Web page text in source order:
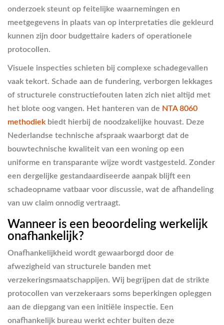
onderzoek steunt op feitelijke waarnemingen en
meetgegevens in plaats van op interpretaties die gekleurd
kunnen zijn door budgettaire kaders of operationele
protocollen.
Visuele inspecties schieten bij complexe schadegevallen
vaak tekort. Schade aan de fundering, verborgen lekkages
of structurele constructiefouten laten zich niet altijd met
het blote oog vangen. Het hanteren van de NTA 8060
methodiek biedt hierbij de noodzakelijke houvast. Deze
Nederlandse technische afspraak waarborgt dat de
bouwtechnische kwaliteit van een woning op een
uniforme en transparante wijze wordt vastgesteld. Zonder
een dergelijke gestandaardiseerde aanpak blijft een
schadeopname vatbaar voor discussie, wat de afhandeling
van uw claim onnodig vertraagt.
Wanneer is een beoordeling werkelijk
onafhankelijk?
Onafhankelijkheid wordt gewaarborgd door de
afwezigheid van structurele banden met
verzekeringsmaatschappijen. Wij begrijpen dat de strikte
protocollen van verzekeraars soms beperkingen opleggen
aan de diepgang van een initiële inspectie. Een
onafhankelijk bureau werkt echter buiten deze